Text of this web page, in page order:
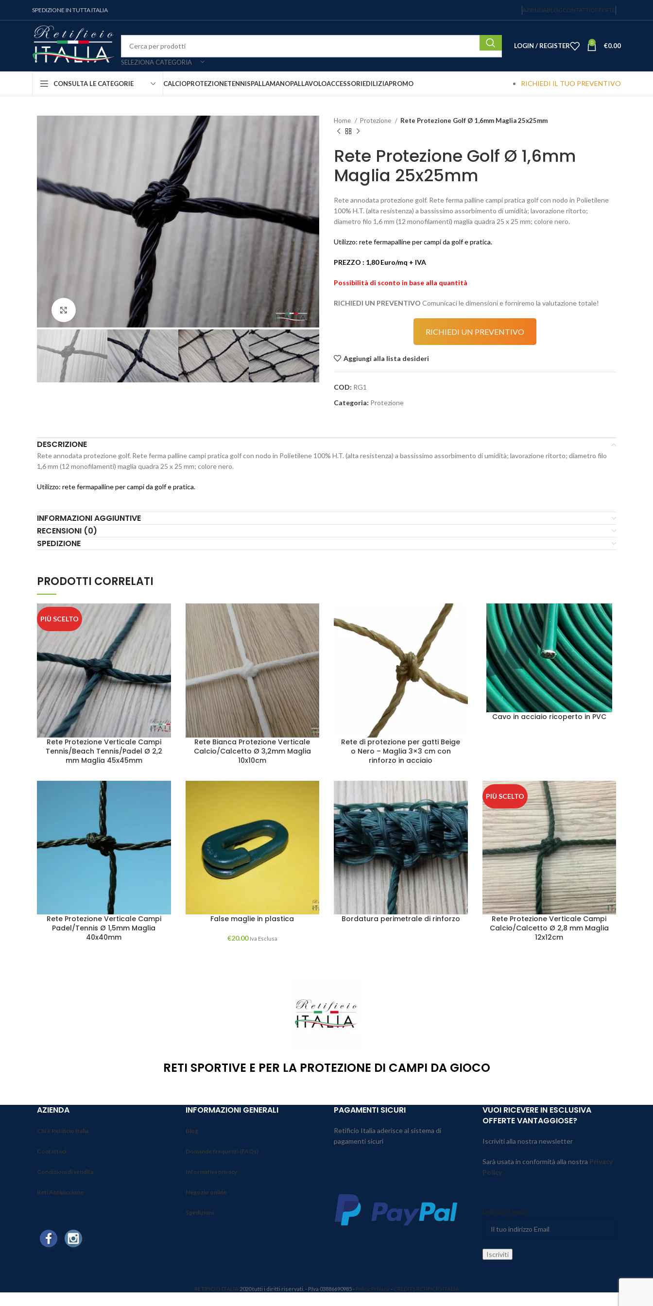
SPEDIZIONE IN TUTTA ITALIA AZIENDABLOGCONTATTIOFFERTE
SELEZIONA CATEGORIA
LOGIN / REGISTER 0 €0.00
CONSULTA LE CATEGORIE CALCIOPROTEZIONETENNISPALLAMANOPALLAVOLOACCESSORIEDILIZIAPROMO RICHIEDI IL TUO PREVENTIVO
Home Protezione Rete Protezione Golf Ø 1,6mm Maglia 25x25mm
Rete Protezione Golf Ø 1,6mm
Maglia 25x25mm
Rete annodata protezione golf. Rete ferma palline campi pratica golf con nodo in Polietilene
100% H.T. (alta resistenza) a bassissimo assorbimento di umidità; lavorazione ritorto;
diametro filo 1,6 mm (12 monofilamenti) maglia quadra 25 x 25 mm; colore nero.
Utilizzo: rete fermapalline per campi da golf e pratica.
PREZZO : 1,80 Euro/mq + IVA
Possibilità di sconto in base alla quantità
RICHIEDI UN PREVENTIVO Comunicaci le dimensioni e forniremo la valutazione totale!
RICHIEDI UN PREVENTIVO
Aggiungi alla lista desideri
COD: RG1
Categoria: Protezione
DESCRIZIONE
Rete annodata protezione golf. Rete ferma palline campi pratica golf con nodo in Polietilene 100% H.T. (alta resistenza) a bassissimo assorbimento di umidità; lavorazione ritorto; diametro filo
1,6 mm (12 monofilamenti) maglia quadra 25 x 25 mm; colore nero.
Utilizzo: rete fermapalline per campi da golf e pratica.
INFORMAZIONI AGGIUNTIVE
RECENSIONI (0)
SPEDIZIONE
PRODOTTI CORRELATI
PIÙ SCELTO
Rete Protezione Verticale Campi
Tennis/Beach Tennis/Padel Ø 2,2
mm Maglia 45x45mm
Rete Bianca Protezione Verticale
Calcio/Calcetto Ø 3,2mm Maglia
10x10cm
Rete di protezione per gatti Beige
o Nero – Maglia 3×3 cm con
rinforzo in acciaio
Cavo in acciaio ricoperto in PVC
Rete Protezione Verticale Campi
Padel/Tennis Ø 1,5mm Maglia
40x40mm
False maglie in plastica
€20.00 Iva Esclusa
Bordatura perimetrale di rinforzo
PIÙ SCELTO
Rete Protezione Verticale Campi
Calcio/Calcetto Ø 2,8 mm Maglia
12x12cm
RETI SPORTIVE E PER LA PROTEZIONE DI CAMPI DA GIOCO
AZIENDA
Chi è Retificio Italia
Contattaci
Condizioni di vendita
Reti Antipiccione
INFORMAZIONI GENERALI
Blog
Domande frequenti (FAQs)
Informativa privacy
Negozio online
Spedizioni
PAGAMENTI SICURI
Retificio Italia aderisce al sistema di
pagamenti sicuri
VUOI RICEVERE IN ESCLUSIVA
OFFERTE VANTAGGIOSE?
Iscriviti alla nostra newsletter
Sarà usata in conformità alla nostra Privacy
Policy
Indirizzo mail:
RETIFICIO ITALIA 2020 tutti i diritti riservati. - P.Iva 03886690985 - Policy Privacy - CREDITS RETIFICIO ITALIA